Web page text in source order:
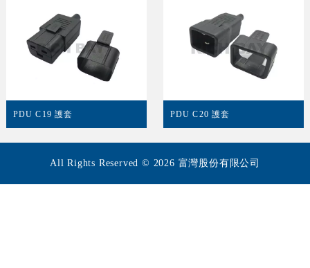
PDU C19 護套 PDU C20 護套
All Rights Reserved © 2026 富灣股份有限公司